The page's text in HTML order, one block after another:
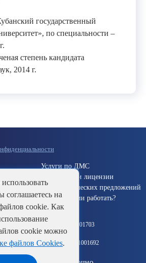
государственный
по специальности –
степень кандидата
2014 г.
соглашаетесь на
cookie. Как
cookie можно
файлов Cookies.
Услуги по ДМС
Документы и лицензии
Для коммерческих предложений
Хотите с нами работать?
2311132839 ОГРН 1112311001703
ОГРН 1022301987828
2311132846 ОГРН 1112311001692